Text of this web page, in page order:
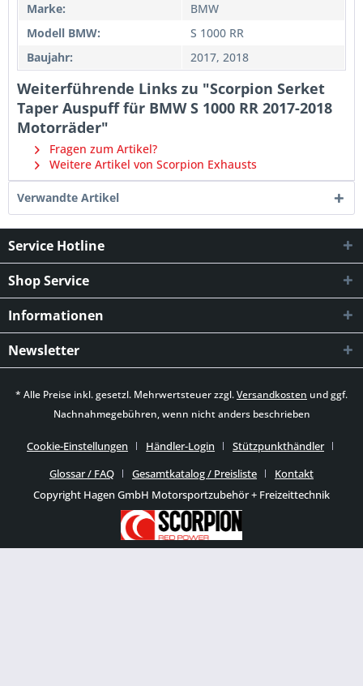
Marke:
BMW
Modell BMW:
S 1000 RR
Baujahr:
2017, 2018
Weiterführende Links zu "Scorpion Serket
Taper Auspuff für BMW S 1000 RR 2017-2018
Motorräder"
Fragen zum Artikel?
Weitere Artikel von Scorpion Exhausts
Verwandte Artikel
Service Hotline
Shop Service
Informationen
Newsletter
* Alle Preise inkl. gesetzl. Mehrwertsteuer zzgl.Versandkosten und ggf.
Nachnahmegebühren, wenn nicht anders beschrieben
Cookie-Einstellungen Händler-Login
Stützpunkthändler
Glossar / FAQ
Gesamtkatalog / Preisliste
Kontakt
Copyright Hagen GmbH Motorsportzubehör + Freizeittechnik